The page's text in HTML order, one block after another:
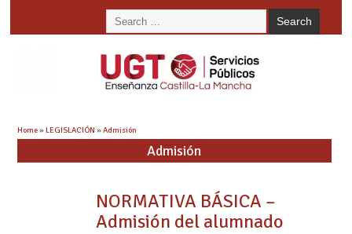
Home»LEGISLACIÓN »Admisión
Admisión
NORMATIVA BÁSICA –
Admisión del alumnado